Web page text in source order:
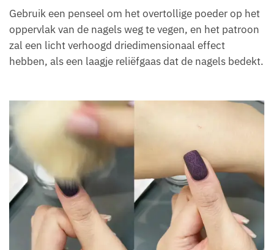
Gebruik een penseel om het overtollige poeder op het
oppervlak van de nagels weg te vegen, en het patroon
zal een licht verhoogd driedimensionaal effect
hebben, als een laagje reliëfgaas dat de nagels bedekt.